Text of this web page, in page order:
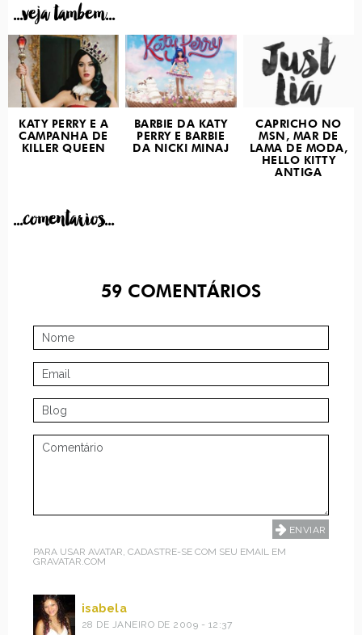
...veja tambem...
KATY PERRY E A
CAMPANHA DE
KILLER QUEEN
BARBIE DA KATY
PERRY E BARBIE
DA NICKI MINAJ
CAPRICHO NO
MSN, MAR DE
LAMA DE MODA,
HELLO KITTY
ANTIGA
...comentarios...
59 COMENTÁRIOS
PARA USAR AVATAR, CADASTRE-SE COM SEU EMAIL EM
GRAVATAR.COM
isabela
28 DE JANEIRO DE 2009 - 12:37